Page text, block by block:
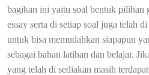
bagikan ini yaitu soal bentuk pilihan
essay serta di setiap soal juga telah
untuk bisa memudahkan siapapun
sebagai bahan latihan dan belajar.
yang telah di sediakan masih